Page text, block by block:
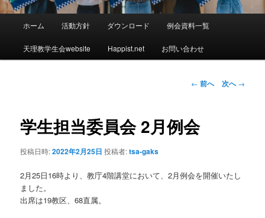
メ
メ
イ
ン
テ
ン
ツ
ホーム 活動方針 ダウンロード 例会資料一覧
天理教学生会website Happist.net お問い合わせ
投
ビ
ゲ
ン
← 前へ 次へ→
学生担当委員会 2月例会
投稿日時:2022年2月25日 投稿者:tsa-gaks
2月25日16時より、教庁4階講堂において、2月例会を開催いたし
ました。
出席は19教区、68直属。